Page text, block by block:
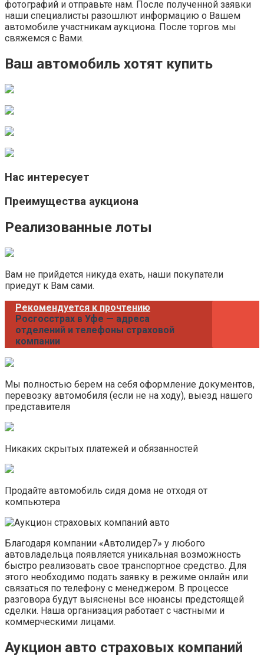
фотографий и отправьте нам. После полученной заявки
наши специалисты разошлют информацию о Вашем
автомобиле участникам аукциона. После торгов мы
свяжемся с Вами.
Ваш автомобиль хотят купить
Нас интересует
Преимущества аукциона
Реализованные лоты
Вам не прийдется никуда ехать, наши покупатели
приедут к Вам сами.
Рекомендуется к прочтению
Росгосстрах в Уфе — адреса
отделений и телефоны страховой
компании
Мы полностью берем на себя оформление документов,
перевозку автомобиля (если не на ходу), выезд нашего
представителя
Никаких скрытых платежей и обязанностей
Продайте автомобиль сидя дома не отходя от
компьютера
Благодаря компании «Автолидер7» у любого
автовладельца появляется уникальная возможность
быстро реализовать свое транспортное средство. Для
этого необходимо подать заявку в режиме онлайн или
связаться по телефону с менеджером. В процессе
разговора будут выяснены все нюансы предстоящей
сделки. Наша организация работает с частными и
коммерческими лицами.
Аукцион авто страховых компаний